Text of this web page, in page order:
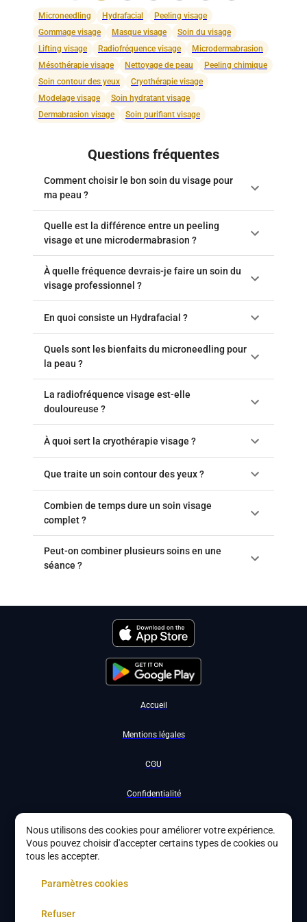
Microneedling Hydrafacial
Peeling visage
Gommage visage
Masque visage
Soin du visage
Lifting visage
Radiofréquence visage
Microdermabrasion
Mésothérapie visage
Nettoyage de peau
Peeling chimique
Soin contour des yeux
Cryothérapie visage
Modelage visage
Soin hydratant visage
Dermabrasion visage
Soin purifiant visage
Questions fréquentes
Comment choisir le bon soin du visage pour
ma peau ?
Quelle est la différence entre un peeling
visage et une microdermabrasion ?
À quelle fréquence devrais-je faire un soin du
visage professionnel ?
En quoi consiste un Hydrafacial ?
Quels sont les bienfaits du microneedling pour
la peau ?
La radiofréquence visage est-elle
douloureuse ?
À quoi sert la cryothérapie visage ?
Que traite un soin contour des yeux ?
Combien de temps dure un soin visage
complet ?
Peut-on combiner plusieurs soins en une
séance ?
Accueil
Mentions légales
CGU
Confidentialité
Nous utilisons des cookies pour améliorer votre expérience.
Vous pouvez choisir d'accepter certains types de cookies ou
tous les accepter.
Paramètres cookies
Refuser